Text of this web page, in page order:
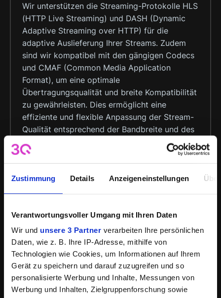
Zustimmung Details Anzeigeneinstellungen
Verantwortungsvoller Umgang mit Ihren Daten
Wir und unsere 3 Partner verarbeiten Ihre persönlichen
Daten, wie z. B. Ihre IP-Adresse, mithilfe von
Technologien wie Cookies, um Informationen auf Ihrem
Gerät zu speichern und darauf zuzugreifen und so
personalisierte Werbung und Inhalte, Messungen von
Werbung und Inhalten, Zielgruppenforschung sowie
Wir unterstützen die Streaming-Protokolle HLS
(HTTP Live Streaming) und DASH (Dynamic
Adaptive Streaming over HTTP) für die
adaptive Auslieferung Ihrer Streams. Zudem
sind wir kompatibel mit den gängigen Codecs
und CMAF (Common Media Application
Format), um eine optimale
Übertragungsqualität und breite Kompatibilität
zu gewährleisten. Dies ermöglicht eine
effiziente und flexible Anpassung der Stream-
Qualität entsprechend der Bandbreite und des
Geräts des Endnutzers.
Wie kann ich den 3Q Video Player in
Sie haben mehrere Möglichkeiten, unseren
Player auf Ihrer Webseite oder Ihrem Portal zu
integrieren. Zum einen können Sie den Player
einfach mittels JavaScript oder iFrame-Code
einbetten. Alternativ bietet unser Webcast-
Modul die Möglichkeit, eine eigene
Landingpage zu gestalten. Diese kann